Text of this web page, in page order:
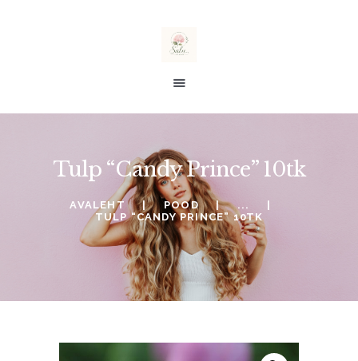
Tulp “Candy Prince” 10tk
AVALEHT POOD
...
TULP “CANDY PRINCE” 10TK
salu taimed
ALE %
TELLIMINE
SOOVINIMEKIRI